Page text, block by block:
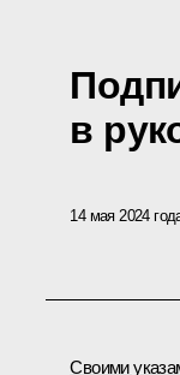
в
14 мая 2024
Своими